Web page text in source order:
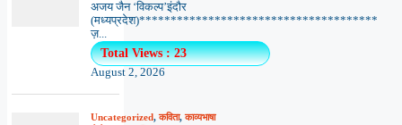
अजय जैन ‘विकल्प’इंदौर
(मध्यप्रदेश)**************************************
ज़...
Total Views : 23
August 2, 2026
Uncategorized,कविता,काव्यभाषा